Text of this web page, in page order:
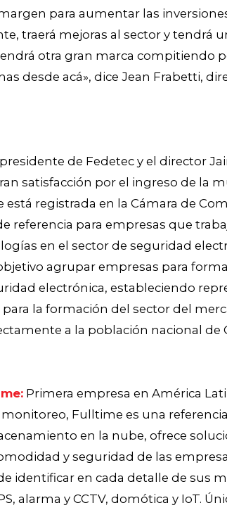
para aumentar las
traerá mejoras al sector y tendrá
otra gran marca compitiendo
desde acá», dice Jean Frabetti,
de Fedetec y el director
satisfacción por el ingreso de la
registrada en la Cámara de
referencia para empresas que
en el sector de seguridad
agrupar empresas para
electrónica, estableciendo
la formación del sector del
a la población nacional de
Primera empresa en América
monitoreo, Fulltime es una
en la nube, ofrece
y seguridad de las
identificar en cada detalle de sus
alarma y CCTV, domótica y IoT.